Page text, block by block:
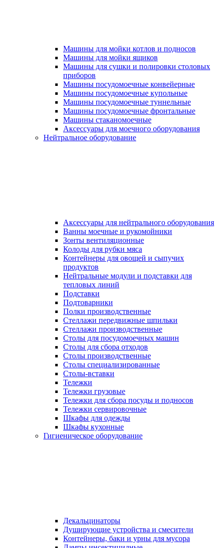
Машины для мойки котлов и подносов
Машины для мойки ящиков
Машины для сушки и полировки столовых
приборов
Машины посудомоечные конвейерные
Машины посудомоечные купольные
Машины посудомоечные туннельные
Машины посудомоечные фронтальные
Машины стаканомоечные
Аксессуары для моечного оборудования
Нейтральное оборудование
Аксессуары для нейтрального оборудования
Ванны моечные и рукомойники
Зонты вентиляционные
Колоды для рубки мяса
Контейнеры для овощей и сыпучих
продуктов
Нейтральные модули и подставки для
тепловых линий
Подставки
Подтоварники
Полки производственные
Стеллажи передвижные шпильки
Стеллажи производственные
Столы для посудомоечных машин
Столы для сбора отходов
Столы производственные
Столы специализированные
Столы-вставки
Тележки
Тележки грузовые
Тележки для сбора посуды и подносов
Тележки сервировочные
Шкафы для одежды
Шкафы кухонные
Гигиеническое оборудование
Декальцинаторы
Душирующие устройства и смесители
Контейнеры, баки и урны для мусора